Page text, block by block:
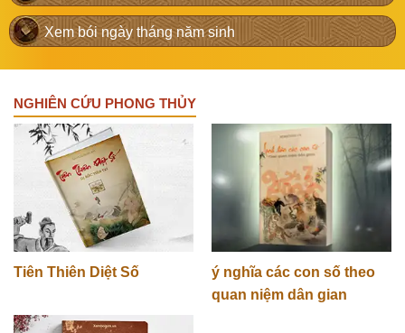
Xem bói ngày tháng năm sinh
NGHIÊN CỨU PHONG THỦY
Tiên Thiên Diệt Số
ý nghĩa các con số theo
quan niệm dân gian